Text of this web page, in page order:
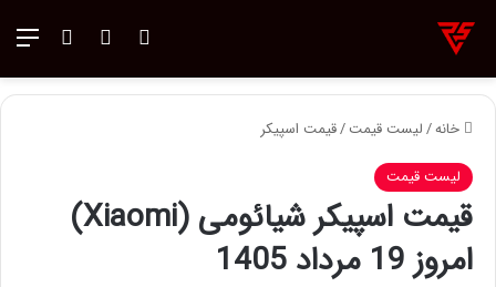
تغییر پوسته ورود
خانه/لیست قیمت/قیمت اسپیکر
لیست قیمت
قیمت اسپیکر شیائومی (Xiaomi)
امروز 19 مرداد 1405